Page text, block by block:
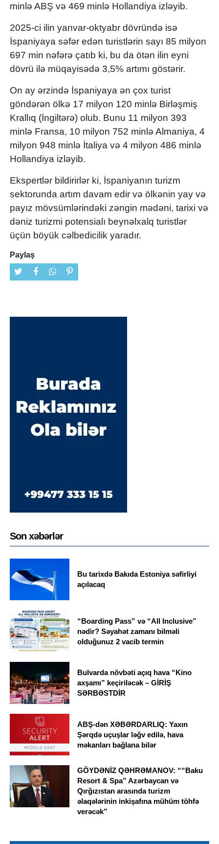
minlə ABŞ və 469 minlə Hollandiya izləyib.
2025-ci ilin yanvar-oktyabr dövründə isə
İspaniyaya səfər edən turistlərin sayı 85 milyon
697 min nəfərə çatıb ki, bu da ötən ilin eyni
dövrü ilə müqayisədə 3,5% artımı göstərir.
On ay ərzində İspaniyaya ən çox turist
göndərən ölkə 17 milyon 120 minlə Birləşmiş
Krallıq (İngiltərə) olub. Bunu 11 milyon 393
minlə Fransa, 10 milyon 752 minlə Almaniya, 4
milyon 948 minlə İtaliya və 4 milyon 486 minlə
Hollandiya izləyib.
Ekspertlər bildirirlər ki, İspaniyanın turizm
sektorunda artım davam edir və ölkənin yay və
payız mövsümlərindəki zəngin mədəni, tarixi və
dəniz turizmi potensialı beynəlxalq turistlər
üçün böyük cəlbedicilik yaradır.
Paylaş
Son xəbərlər
Bu tarixdə Bakıda Estoniya səfirliyi
açılacaq
“Boarding Pass” və “All Inclusive”
nədir? Səyahət zamanı bilməli
olduğunuz 2 vacib termin
Bulvarda növbəti açıq hava “Kino
axşamı” keçiriləcək – GİRİŞ
SƏRBƏSTDİR
ABŞ-dən XƏBƏRDARLIQ: Yaxın
Şərqdə uçuşlar ləğv edilə, hava
məkanları bağlana bilər
GÖYDƏNİZ QƏHRƏMANOV: ““Baku
Resort & Spa” Azərbaycan və
Qırğızıstan arasında turizm
əlaqələrinin inkişafına mühüm töhfə
verəcək”